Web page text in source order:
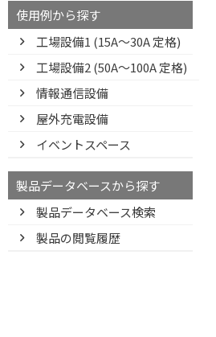
使用例から探す
工場設備1 (15A〜30A 定格)
工場設備2 (50A〜100A 定格)
情報通信設備
屋外充電設備
イベントスペース
製品データベースから探す
製品データベース検索
製品の閲覧履歴